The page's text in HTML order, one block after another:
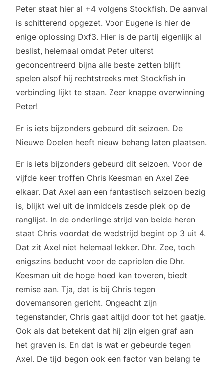
Peter staat hier al +4 volgens Stockfish. De aanval
is schitterend opgezet. Voor Eugene is hier de
enige oplossing Dxf3. Hier is de partij eigenlijk al
beslist, helemaal omdat Peter uiterst
geconcentreerd bijna alle beste zetten blijft
spelen alsof hij rechtstreeks met Stockfish in
verbinding lijkt te staan. Zeer knappe overwinning
Peter!
Er is iets bijzonders gebeurd dit seizoen. De
Nieuwe Doelen heeft nieuw behang laten plaatsen.
Er is iets bijzonders gebeurd dit seizoen. Voor de
vijfde keer troffen Chris Keesman en Axel Zee
elkaar. Dat Axel aan een fantastisch seizoen bezig
is, blijkt wel uit de inmiddels zesde plek op de
ranglijst. In de onderlinge strijd van beide heren
staat Chris voordat de wedstrijd begint op 3 uit 4.
Dat zit Axel niet helemaal lekker. Dhr. Zee, toch
enigszins beducht voor de capriolen die Dhr.
Keesman uit de hoge hoed kan toveren, biedt
remise aan. Tja, dat is bij Chris tegen
dovemansoren gericht. Ongeacht zijn
tegenstander, Chris gaat altijd door tot het gaatje.
Ook als dat betekent dat hij zijn eigen graf aan
het graven is. En dat is wat er gebeurde tegen
Axel. De tijd begon ook een factor van belang te